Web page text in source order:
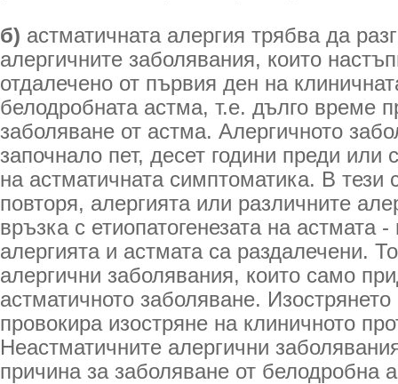
б) астматичната алергия трябва да
алергичните заболявания, които
отдалечено от първия ден на
белодробната астма, т.е. дълго време
заболяване от астма. Алергичното
започнало пет, десет години преди или
на астматичната симптоматика. В тези
повторя, алергията или различните
връзка с етиопатогенезата на астмата
алергията и астмата са раздалечени.
алергични заболявания, които само
астматичното заболяване.
провокира изостряне на клиничното
Неастматичните алергични
причина за заболяване от белодробна